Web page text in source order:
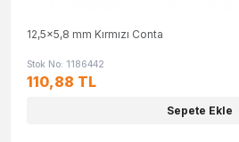
12,5x5,8 mm Kırmızı Conta
Stok No: 1186442
110,88 TL
Sepete Ekle